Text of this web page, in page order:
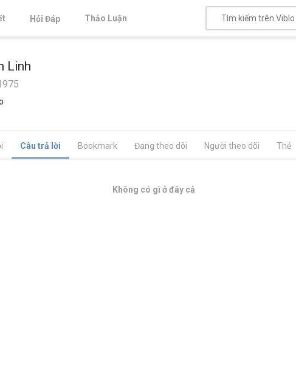
Hỏi Đáp Thảo Luận
Linh
Câu trả lời Bookmark Đang theo dõi Người theo dõi Thẻ
Không có gì ở đây cả